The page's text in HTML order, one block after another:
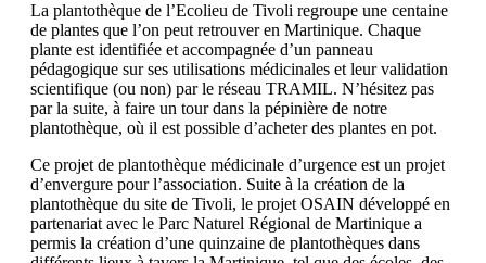
La plantothèque de l’Ecolieu de Tivoli regroupe une centaine
de plantes que l’on peut retrouver en Martinique. Chaque
plante est identifiée et accompagnée d’un panneau
pédagogique sur ses utilisations médicinales et leur validation
scientifique (ou non) par le réseau TRAMIL. N’hésitez pas
par la suite, à faire un tour dans la pépinière de notre
plantothèque, où il est possible d’acheter des plantes en pot.
Ce projet de plantothèque médicinale d’urgence est un projet
d’envergure pour l’association. Suite à la création de la
plantothèque du site de Tivoli, le projet OSAIN développé en
partenariat avec le Parc Naturel Régional de Martinique a
permis la création d’une quinzaine de plantothèques dans